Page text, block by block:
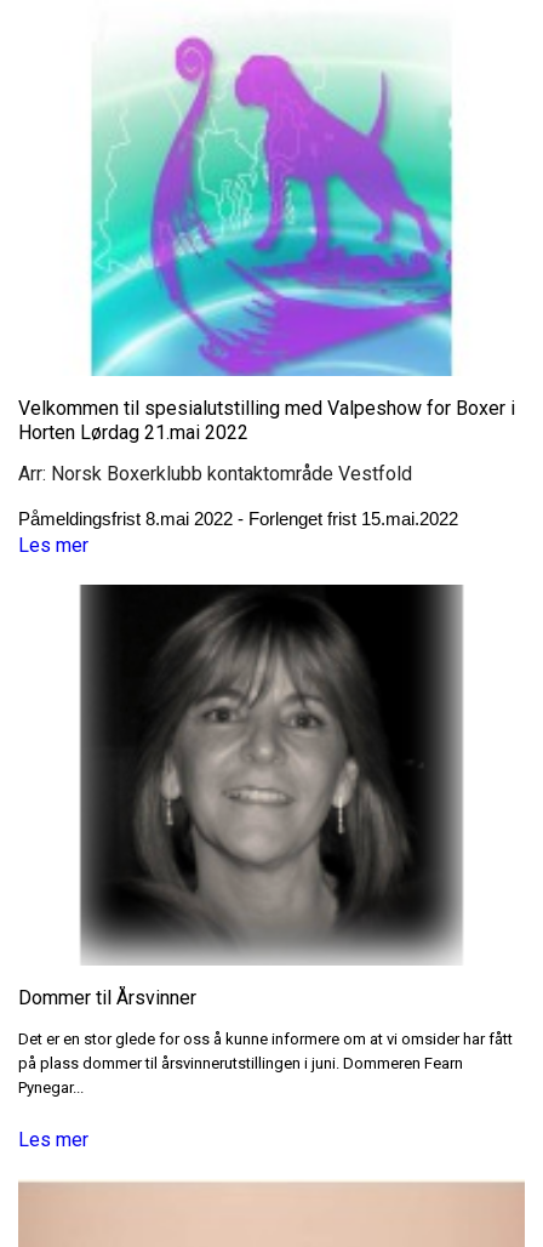
Velkommen til spesialutstilling med Valpeshow for Boxer i
Horten Lørdag 21.mai 2022
Arr: Norsk Boxerklubb kontaktområde Vestfold
Påmeldingsfrist 8.mai 2022 - Forlenget frist 15.mai.2022
Les mer
Dommer til Årsvinner
Det er en stor glede for oss å kunne informere om at vi omsider har fått
på plass dommer til årsvinnerutstillingen i juni. Dommeren Fearn
Pynegar...
Les mer